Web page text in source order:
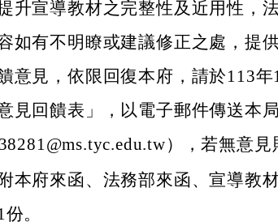
升宣導教材之完整性及近用性，
如有不明瞭或建議修正之處，提
意見，依限回復本府，請於113
意見回饋表」，以電子郵件傳送本
），若無意見
本府來函、法務部來函、宣導教
。